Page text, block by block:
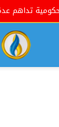
تداهم عدة